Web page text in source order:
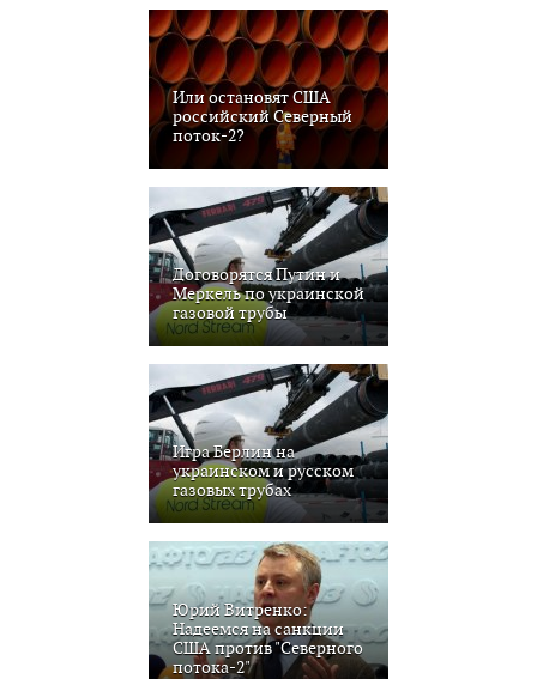
Или остановят США
российский Северный
поток-2?
Договорятся Путин и
Меркель по украинской
газовой трубы
Игра Берлин на
украинском и русском
газовых трубах
Юрий Витренко:
Надеемся на санкции
США против "Северного
потока-2"